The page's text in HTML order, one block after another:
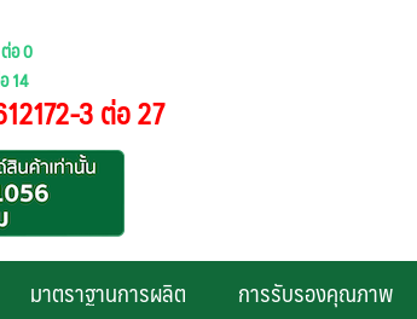
อ 0
14
3 ต่อ 27
มาตราฐานการผลิต การรับรองคุณภาพ